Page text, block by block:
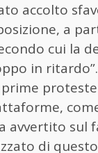
accolto
a
cui la
in
avvertito sul
di